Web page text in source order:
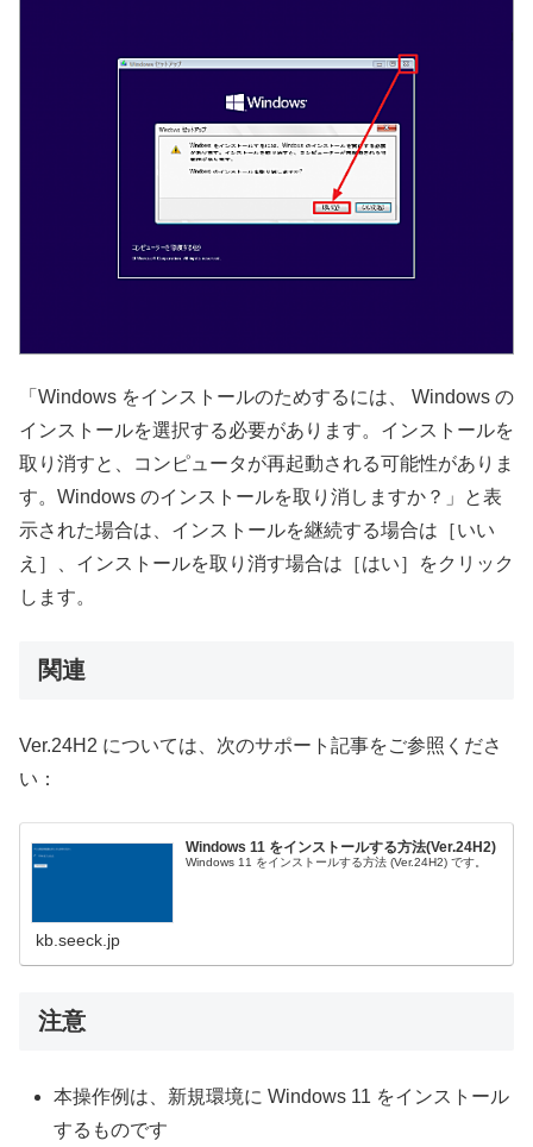
「Windows をインストールのためするには、 Windows の
インストールを選択する必要があります。インストールを
取り消すと、コンピュータが再起動される可能性がありま
す。Windows のインストールを取り消しますか？」と表
示された場合は、インストールを継続する場合は［いい
え］、インストールを取り消す場合は［はい］をクリック
します。
関連
Ver.24H2 については、次のサポート記事をご参照くださ
い：
Windows 11 をインストールする方法(Ver.24H2)
Windows 11 をインストールする方法 (Ver.24H2) です。
kb.seeck.jp
注意
本操作例は、新規環境に Windows 11 をインストール
するものです